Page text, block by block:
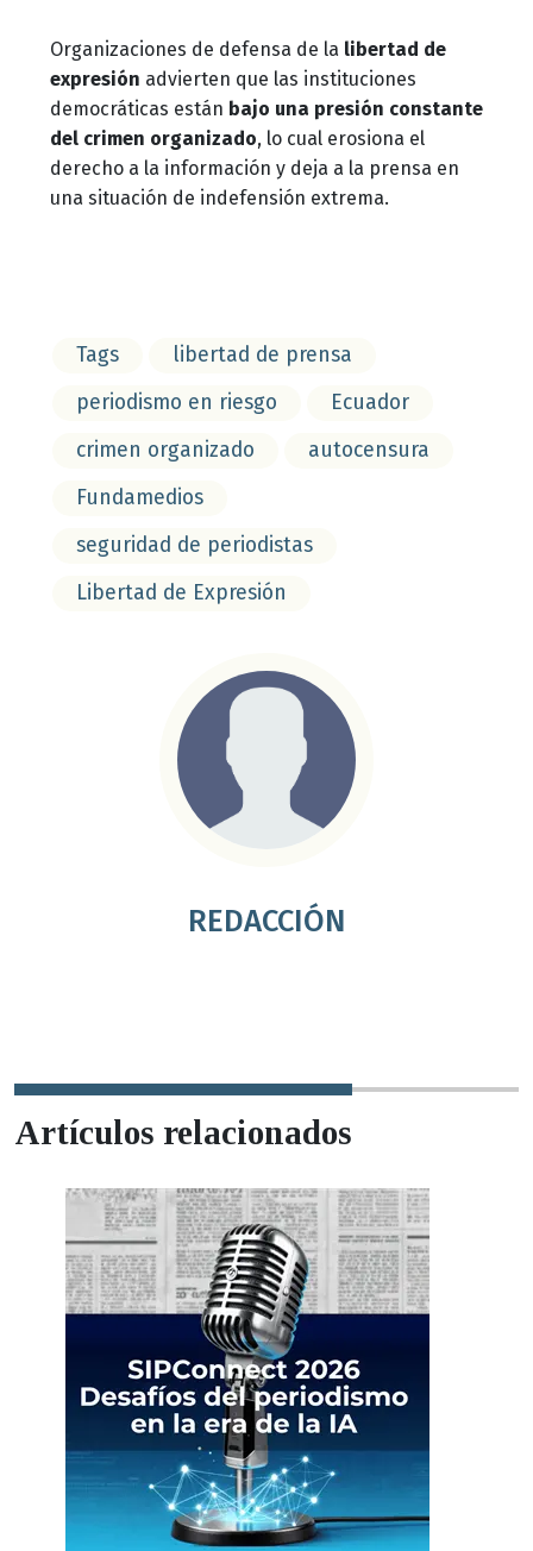
Organizaciones de defensa de la libertad de
expresión advierten que las instituciones
democráticas están bajo una presión constante
del crimen organizado, lo cual erosiona el
derecho a la información y deja a la prensa en
una situación de indefensión extrema.
Tags
libertad de prensa
periodismo en riesgo
Ecuador
crimen organizado
autocensura
Fundamedios
seguridad de periodistas
Libertad de Expresión
REDACCIÓN
Artículos relacionados